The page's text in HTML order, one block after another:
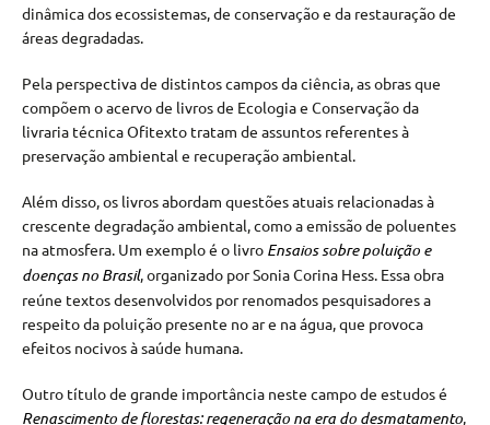
dinâmica dos ecossistemas, de conservação e da restauração de
áreas degradadas.
Pela perspectiva de distintos campos da ciência, as obras que
compõem o acervo de livros de Ecologia e Conservação da
livraria técnica Ofitexto tratam de assuntos referentes à
preservação ambiental e recuperação ambiental.
Além disso, os livros abordam questões atuais relacionadas à
crescente degradação ambiental, como a emissão de poluentes
na atmosfera. Um exemplo é o livro Ensaios sobre poluição e
doenças no Brasil, organizado por Sonia Corina Hess. Essa obra
reúne textos desenvolvidos por renomados pesquisadores a
respeito da poluição presente no ar e na água, que provoca
efeitos nocivos à saúde humana.
Outro título de grande importância neste campo de estudos é
Renascimento de florestas: regeneração na era do desmatamento,